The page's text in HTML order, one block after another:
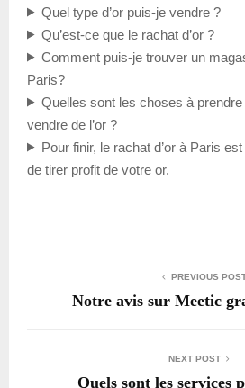
Quel type d’or puis-je vendre ?
Qu’est-ce que le rachat d’or ?
Comment puis-je trouver un
Paris?
Quelles sont les choses à
vendre de l’or ?
Pour finir, le rachat d’or à Paris
de tirer profit de votre or.
PREVIOUS
Notre avis sur Meetic
NEXT POST
Quels sont les services